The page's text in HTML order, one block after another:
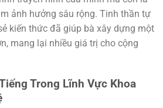
ảnh hưởng sâu rộng. Tinh thần tự
kiến thức đã giúp bà xây dựng một
mang lại nhiều giá trị cho cộng
Trong Lĩnh Vực Khoa